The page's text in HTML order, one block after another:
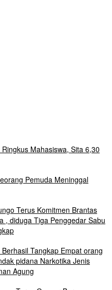
Mahasiswa, Sita 6,30
Pemuda Meninggal
Terus Komitmen Brantas
, diduga Tiga Penggedar Sabu
Tangkap Empat orang
pidana Narkotika Jenis
Agung